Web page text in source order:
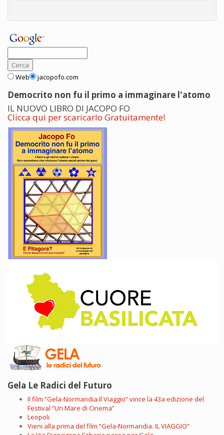
Web jacopofo.com
Democrito non fu il primo a immaginare l'atomo
IL NUOVO LIBRO DI JACOPO FO
Clicca qui per scaricarlo Gratuitamente!
Gela Le Radici del Futuro
Il film “Gela-Normandia.Il Viaggio” vince la 43a edizione del
Festival “Un Mare di Cinema”
Leopoli
Vieni alla prima del film “Gela-Normandia. IL VIAGGIO”